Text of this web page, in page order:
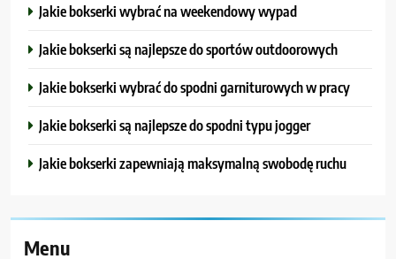
Jakie bokserki wybrać na weekendowy wypad
Jakie bokserki są najlepsze do sportów outdoorowych
Jakie bokserki wybrać do spodni garniturowych w pracy
Jakie bokserki są najlepsze do spodni typu jogger
Jakie bokserki zapewniają maksymalną swobodę ruchu
Menu